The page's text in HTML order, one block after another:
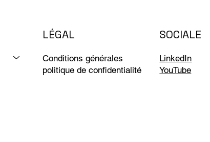
LÉGAL
Conditions générales
politique de confidentialité
SOCIALE
LinkedIn
YouTube